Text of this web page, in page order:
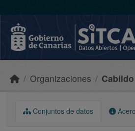
Organizaciones
Conjuntos de datos